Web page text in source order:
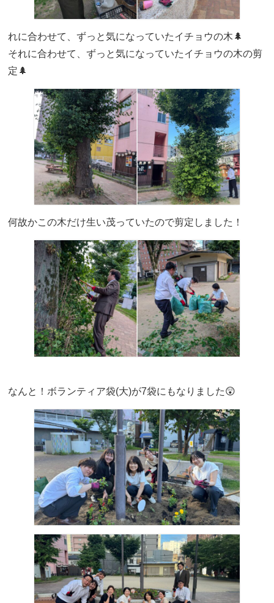
れに合わせて、ずっと気になっていたイチョウの木🌲
それに合わせて、ずっと気になっていたイチョウの木の剪
定🌲
何故かこの木だけ生い茂っていたので剪定しました！
なんと！ボランティア袋(大)が7袋にもなりました😲